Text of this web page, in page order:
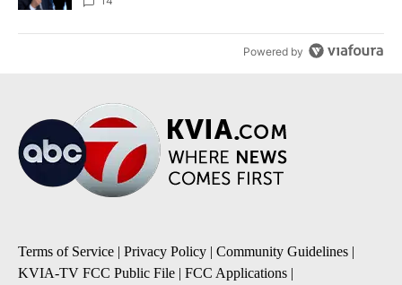
Powered by
Terms of Service | Privacy Policy | Community Guidelines |
KVIA-TV FCC Public File | FCC Applications |